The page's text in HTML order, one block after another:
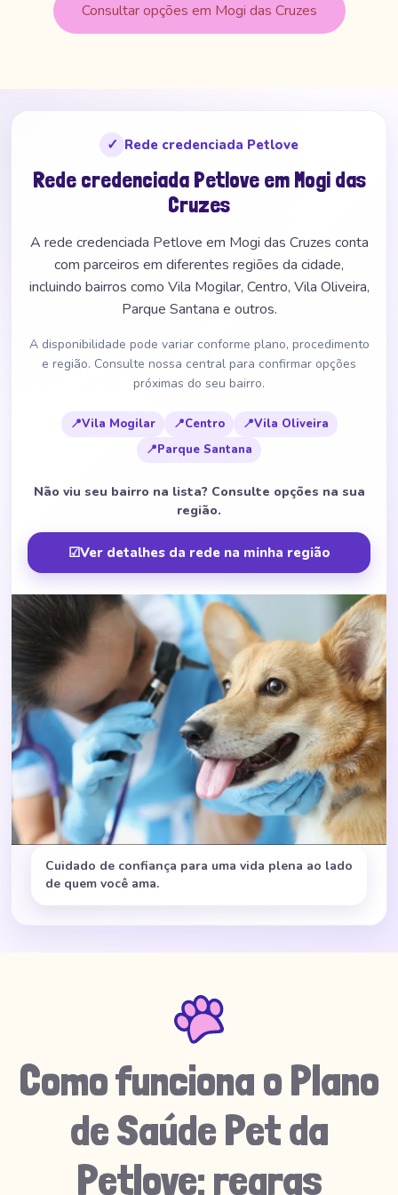
Consultar opções em Mogi das Cruzes
✓ Rede credenciada Petlove
Rede credenciada Petlove em Mogi das
Cruzes
A rede credenciada Petlove em Mogi das Cruzes conta
com parceiros em diferentes regiões da cidade,
incluindo bairros como Vila Mogilar, Centro, Vila Oliveira,
Parque Santana e outros.
A disponibilidade pode variar conforme plano, procedimento
e região. Consulte nossa central para confirmar opções
próximas do seu bairro.
📍Vila Mogilar 📍Centro 📍Vila Oliveira
📍Parque Santana
Não viu seu bairro na lista? Consulte opções na sua
região.
☑Ver detalhes da rede na minha região
Cuidado de confiança para uma vida plena ao lado
de quem você ama.
Como funciona o Plano
de Saúde Pet da
Petlove: regras